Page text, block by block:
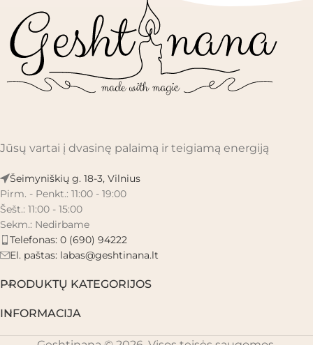
Jūsų vartai į dvasinę palaimą ir teigiamą energiją
Šeimyniškių g. 18-3, Vilnius
Pirm. - Penkt.: 11:00 - 19:00
Šešt.: 11:00 - 15:00
Sekm.: Nedirbame
Telefonas: 0 (690) 94222
El. paštas: labas@geshtinana.lt
PRODUKTŲ KATEGORIJOS
INFORMACIJA